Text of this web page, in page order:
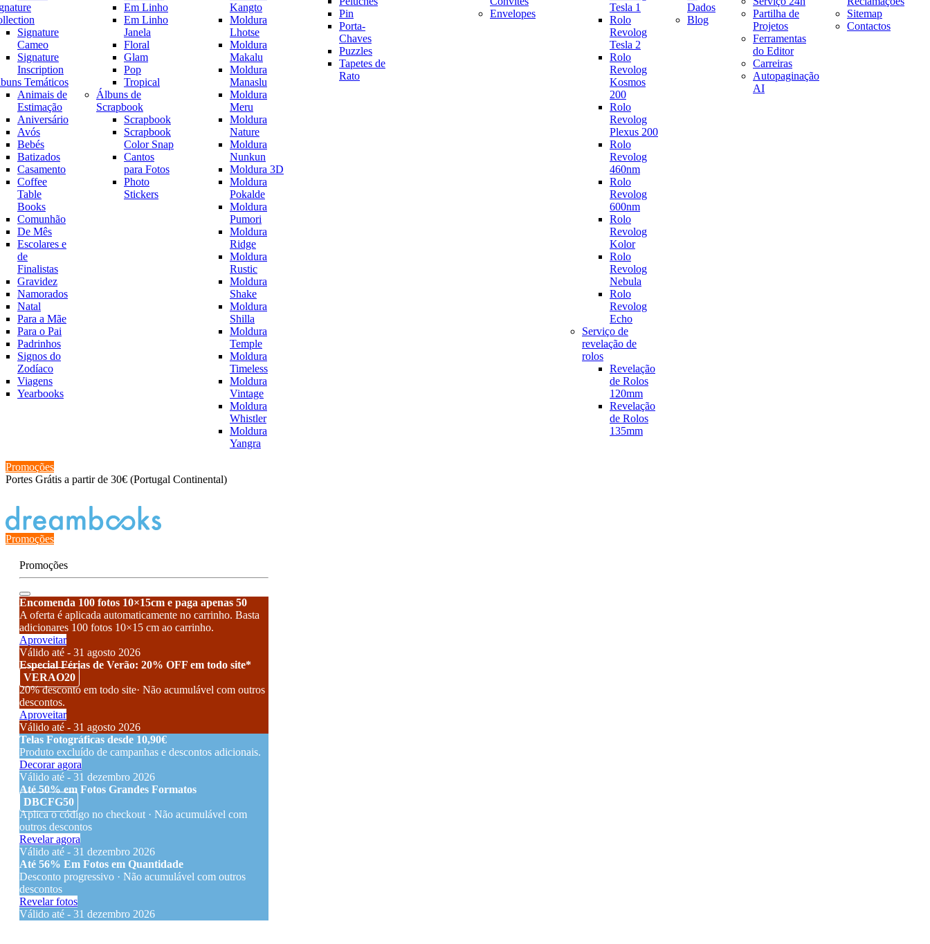
Signature
Cameo
Signature
Inscription
Temáticos
Animais de
Estimação
Aniversário
Avós
Bebés
Batizados
Casamento
Coffee
Table
Books
Comunhão
De Mês
Escolares e
de
Finalistas
Gravidez
Namorados
Natal
Para a Mãe
Para o Pai
Padrinhos
Signos do
Zodíaco
Viagens
Yearbooks
Em Linho
Em Linho
Janela
Floral
Glam
Pop
Tropical
Álbuns de
Scrapbook
Scrapbook
Scrapbook
Color Snap
Cantos
para Fotos
Photo
Stickers
Kangto
Moldura
Lhotse
Moldura
Makalu
Moldura
Manaslu
Moldura
Meru
Moldura
Nature
Moldura
Nunkun
Moldura 3D
Moldura
Pokalde
Moldura
Pumori
Moldura
Ridge
Moldura
Rustic
Moldura
Shake
Moldura
Shilla
Moldura
Temple
Moldura
Timeless
Moldura
Vintage
Moldura
Whistler
Moldura
Yangra
Pin
Porta-
Chaves
Puzzles
Tapetes de
Rato
Envelopes
Tesla 1
Rolo
Revolog
Tesla 2
Rolo
Revolog
Kosmos
200
Rolo
Revolog
Plexus 200
Rolo
Revolog
460nm
Rolo
Revolog
600nm
Rolo
Revolog
Kolor
Rolo
Revolog
Nebula
Rolo
Revolog
Echo
Serviço de
revelação de
rolos
Revelação
de Rolos
120mm
Revelação
de Rolos
135mm
Dados
Blog
Partilha de
Projetos
Ferramentas
do Editor
Carreiras
Autopaginação
AI
Sitemap
Contactos
Promoções
Portes Grátis a partir de 30€ (Portugal Continental)
Promoções
Promoções
Encomenda 100 fotos 10×15cm e paga apenas 50
A oferta é aplicada automaticamente no carrinho. Basta
adicionares 100 fotos 10×15 cm ao carrinho.
Aproveitar
Válido até - 31 agosto 2026
Especial Férias de Verão: 20% OFF em todo site*
VERAO20
20% desconto em todo site· Não acumulável com outros
descontos.
Aproveitar
Válido até - 31 agosto 2026
Telas Fotográficas desde 10,90€
Produto excluído de campanhas e descontos adicionais.
Decorar agora
Válido até - 31 dezembro 2026
Até 50% em Fotos Grandes Formatos
DBCFG50
Aplica o código no checkout · Não acumulável com
outros descontos
Revelar agora
Válido até - 31 dezembro 2026
Até 56% Em Fotos em Quantidade
Desconto progressivo · Não acumulável com outros
descontos
Revelar fotos
Válido até - 31 dezembro 2026